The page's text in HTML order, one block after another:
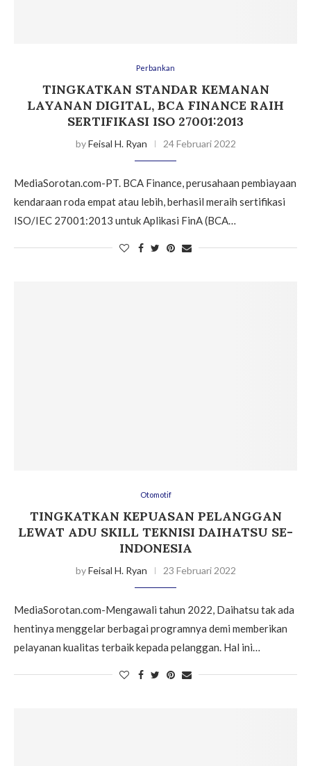
Perbankan
TINGKATKAN STANDAR KEMANAN
LAYANAN DIGITAL, BCA FINANCE RAIH
SERTIFIKASI ISO 27001:2013
byFeisal H. Ryan 24 Februari 2022
MediaSorotan.com-PT. BCA Finance, perusahaan pembiayaan
kendaraan roda empat atau lebih, berhasil meraih sertifikasi
ISO/IEC 27001:2013 untuk Aplikasi FinA (BCA…
Otomotif
TINGKATKAN KEPUASAN PELANGGAN
LEWAT ADU SKILL TEKNISI DAIHATSU SE-
INDONESIA
byFeisal H. Ryan 23 Februari 2022
MediaSorotan.com-Mengawali tahun 2022, Daihatsu tak ada
hentinya menggelar berbagai programnya demi memberikan
pelayanan kualitas terbaik kepada pelanggan. Hal ini…